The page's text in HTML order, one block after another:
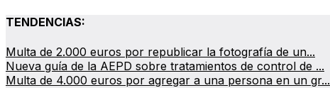
TENDENCIAS:
Multa de 2.000 euros por republicar la fotografía de un...
Nueva guía de la AEPD sobre tratamientos de control de ...
Multa de 4.000 euros por agregar a una persona en un gr...